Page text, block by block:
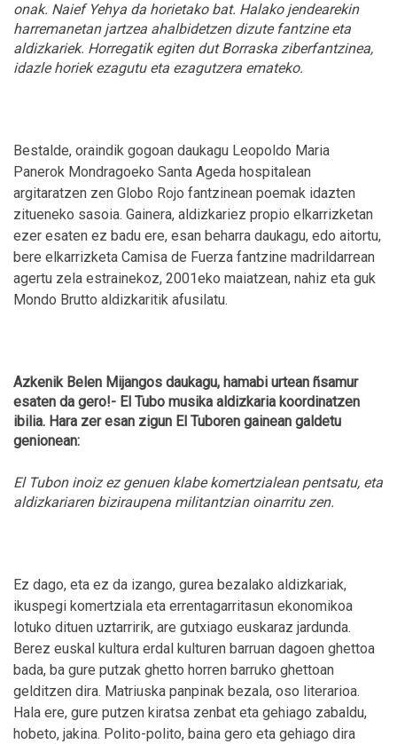
onak. Naief Yehya da horietako bat. Halako jendearekin
harremanetan jartzea ahalbidetzen dizute fantzine eta
aldizkariek. Horregatik egiten dut Borraska ziberfantzinea,
idazle horiek ezagutu eta ezagutzera emateko.
Bestalde, oraindik gogoan daukagu Leopoldo Maria
Panerok Mondragoeko Santa Ageda hospitalean
argitaratzen zen Globo Rojo fantzinean poemak idazten
zitueneko sasoia. Gainera, aldizkariez propio elkarrizketan
ezer esaten ez badu ere, esan beharra daukagu, edo aitortu,
bere elkarrizketa Camisa de Fuerza fantzine madrildarrean
agertu zela estrainekoz, 2001eko maiatzean, nahiz eta guk
Mondo Brutto aldizkaritik afusilatu.
Azkenik Belen Mijangos daukagu, hamabi urtean ñsamur
esaten da gero!- El Tubo musika aldizkaria koordinatzen
ibilia. Hara zer esan zigun El Tuboren gainean galdetu
genionean:
El Tubon inoiz ez genuen klabe komertzialean pentsatu, eta
aldizkariaren biziraupena militantzian oinarritu zen.
Ez dago, eta ez da izango, gurea bezalako aldizkariak,
ikuspegi komertziala eta errentagarritasun ekonomikoa
lotuko dituen uztarririk, are gutxiago euskaraz jardunda.
Berez euskal kultura erdal kulturen barruan dagoen ghettoa
bada, ba gure putzak ghetto horren barruko ghettoan
gelditzen dira. Matriuska panpinak bezala, oso literarioa.
Hala ere, gure putzen kiratsa zenbat eta gehiago zabaldu,
hobeto, jakina. Polito-polito, baina gero eta gehiago dira